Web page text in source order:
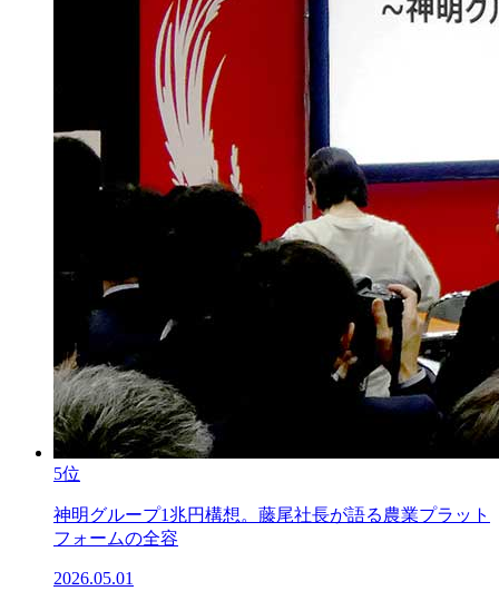
5位
神明グループ1兆円構想。藤尾社長が語る農業プラット
フォームの全容
2026.05.01